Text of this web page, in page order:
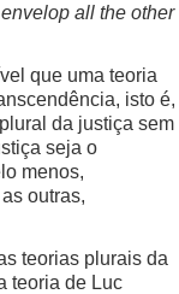
all the other
que uma teoria
isto é,
da justiça sem
seja o
menos,
outras,
teorias plurais da
teoria de Luc